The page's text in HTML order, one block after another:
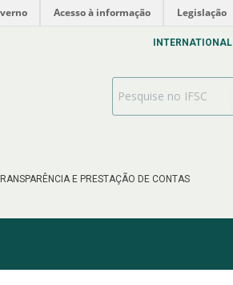
Acesso à informação Legislação
E PRESTAÇÃO DE CONTAS
INTERNATIONAL
Barra de busca